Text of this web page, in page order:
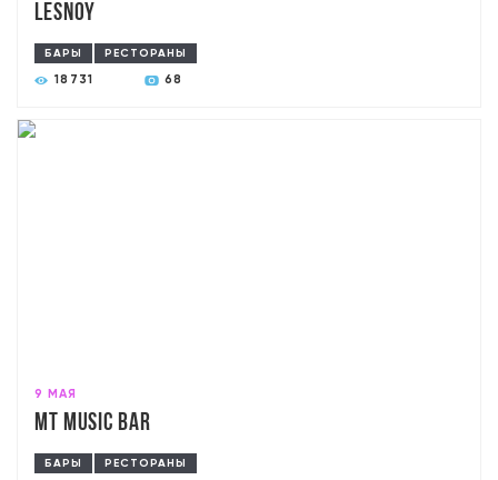
Lesnoy
БАРЫ РЕСТОРАНЫ
18731 68
9 МАЯ
MT Music Bar
БАРЫ РЕСТОРАНЫ